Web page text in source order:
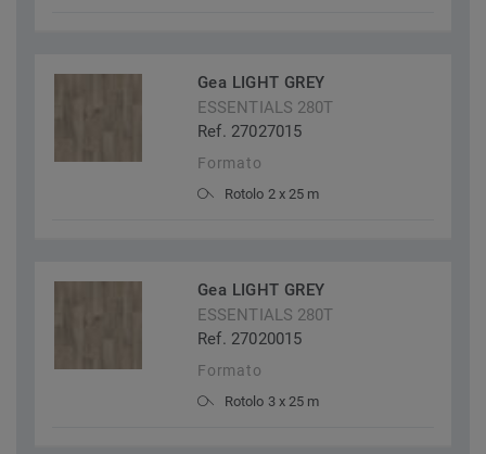
Gea LIGHT GREY
ESSENTIALS 280T
Ref. 27027015
Formato
Rotolo 2 x 25 m
Gea LIGHT GREY
ESSENTIALS 280T
Ref. 27020015
Formato
Rotolo 3 x 25 m